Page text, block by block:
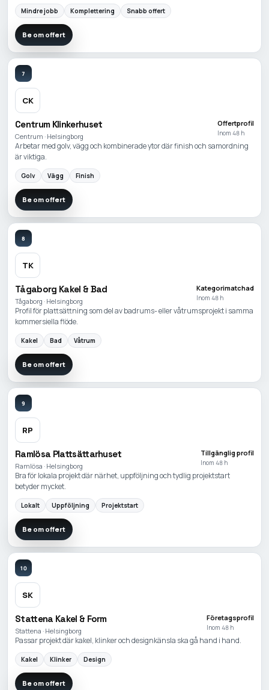
Mindre jobb Komplettering Snabb offert
Be om offert
7
CK
Centrum Klinkerhuset
Centrum · Helsingborg
Offertprofil
Inom 48 h
Arbetar med golv, vägg och kombinerade ytor där finish och samordning
är viktiga.
Golv Vägg Finish
Be om offert
8
TK
Tågaborg Kakel & Bad
Tågaborg · Helsingborg
Kategorimatchad
Inom 48 h
Profil för plattsättning som del av badrums- eller våtrumsprojekt i samma
kommersiella flöde.
Kakel Bad Våtrum
Be om offert
9
RP
Ramlösa Plattsättarhuset
Ramlösa · Helsingborg
Tillgänglig profil
Inom 48 h
Bra för lokala projekt där närhet, uppföljning och tydlig projektstart
betyder mycket.
Lokalt Uppföljning Projektstart
Be om offert
10
SK
Stattena Kakel & Form
Stattena · Helsingborg
Företagsprofil
Inom 48 h
Passar projekt där kakel, klinker och designkänsla ska gå hand i hand.
Kakel Klinker Design
Be om offert